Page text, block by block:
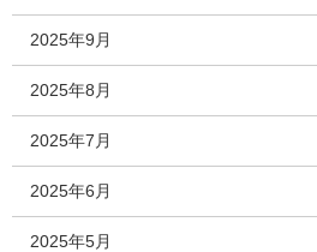
2025年9月
2025年8月
2025年7月
2025年6月
2025年5月